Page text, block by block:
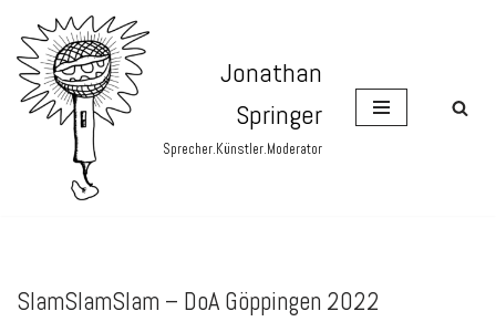
Zum
Inhalt
springen
Jonathan
Springer
Sprecher.Künstler.Moderator
SlamSlamSlam – DoA Göppingen 2022